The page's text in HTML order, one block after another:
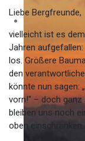
Liebe Bergfreunde,
vielleicht ist es
Jahren
los. Größere
den
könnte nun sagen:
vorn!" – doch ganz
bleiben uns noch
oben